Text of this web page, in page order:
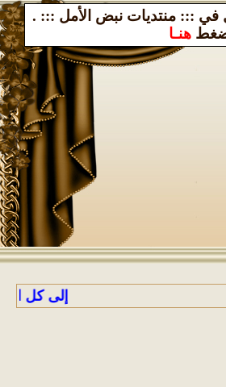
::: منتديات نبض الأمل ::: .
هنـا
إلى كل